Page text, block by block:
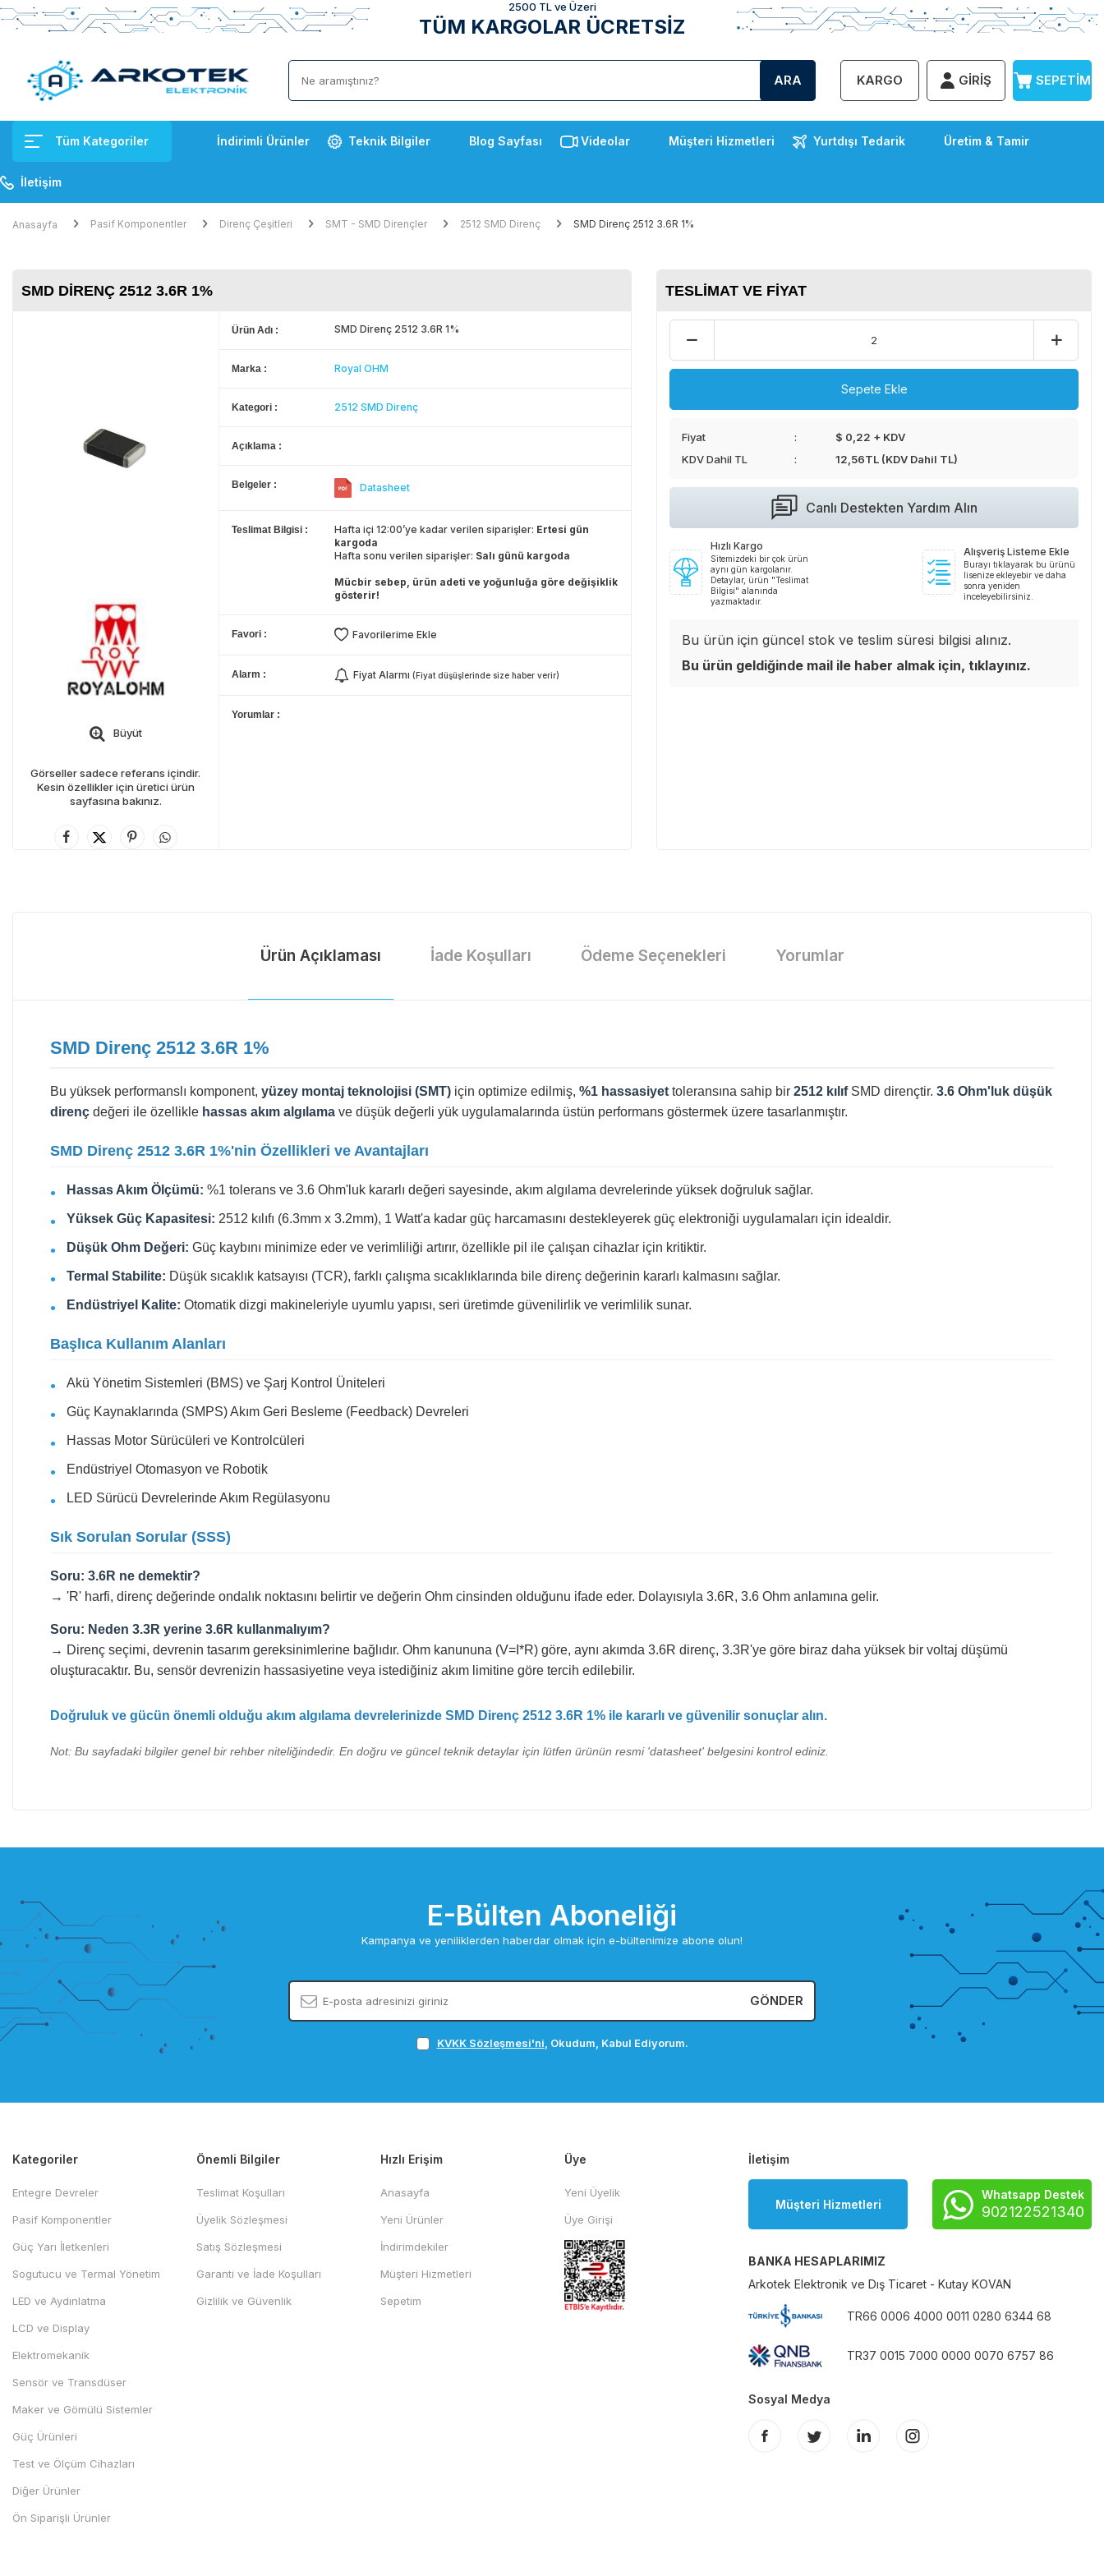
2500 TL ve Üzeri
TÜM KARGOLAR ÜCRETSİZ
ARA KARGO GIRIŞ SEPETIM
Tüm Kategoriler İndirimli Ürünler Teknik Bilgiler Blog Sayfası Videolar Müşteri Hizmetleri Yurtdışı Tedarik Üretim & Tamir
İletişim
Anasayfa Pasif Komponentler Direnç Çeşitleri SMT - SMD Dirençler 2512 SMD Direnç SMD Direnç 2512 3.6R 1%
SMD DIRENÇ 2512 3.6R 1%
Büyüt
Görseller sadece referans içindir.
Kesin özellikler için üretici ürün
sayfasına bakınız.
Ürün Adı SMD Direnç 2512 3.6R 1%
Marka Royal OHM
Kategori 2512 SMD Direnç
Açıklama
Belgeler Datasheet
Teslimat Bilgisi Hafta içi 12:00’ye kadar verilen siparişler: Ertesi gün
kargoda
Hafta sonu verilen siparişler: Salı günü kargoda
Mücbir sebep, ürün adeti ve yoğunluğa göre değişiklik
gösterir!
Favori Favorilerime Ekle
Alarm Fiyat Alarmı (Fiyat düşüşlerinde size haber verir)
Yorumlar
TESLIMAT VE FIYAT
Sepete Ekle
Fiyat
$ 0,22 + KDV
KDV Dahil TL
12,56TL (KDV Dahil TL)
Canlı Destekten Yardım Alın
Hızlı Kargo
Sitemizdeki bir çok ürün
aynı gün kargolanır.
Detaylar, ürün "Teslimat
Bilgisi" alanında
yazmaktadır.
Alışveriş Listeme Ekle
Burayı tıklayarak bu ürünü
lisenize ekleyebir ve daha
sonra yeniden
inceleyebilirsiniz.
Bu ürün için güncel stok ve teslim süresi bilgisi alınız.
Bu ürün geldiğinde mail ile haber almak için, tıklayınız.
Ürün Açıklaması İade Koşulları Ödeme Seçenekleri Yorumlar
SMD Direnç 2512 3.6R 1%
Bu yüksek performanslı komponent, yüzey montaj teknolojisi (SMT) için optimize edilmiş, %1 hassasiyet toleransına sahip bir 2512 kılıfSMD dirençtir. 3.6 Ohm'luk düşük
direnç değeri ile özellikle hassas akım algılama ve düşük değerli yük uygulamalarında üstün performans göstermek üzere tasarlanmıştır.
SMD Direnç 2512 3.6R 1%'nin Özellikleri ve Avantajları
Hassas Akım Ölçümü: %1 tolerans ve 3.6 Ohm'luk kararlı değeri sayesinde, akım algılama devrelerinde yüksek doğruluk sağlar.
Yüksek Güç Kapasitesi: 2512 kılıfı (6.3mm x 3.2mm), 1 Watt'a kadar güç harcamasını destekleyerek güç elektroniği uygulamaları için idealdir.
Düşük Ohm Değeri: Güç kaybını minimize eder ve verimliliği artırır, özellikle pil ile çalışan cihazlar için kritiktir.
Termal Stabilite: Düşük sıcaklık katsayısı (TCR), farklı çalışma sıcaklıklarında bile direnç değerinin kararlı kalmasını sağlar.
Endüstriyel Kalite: Otomatik dizgi makineleriyle uyumlu yapısı, seri üretimde güvenilirlik ve verimlilik sunar.
Başlıca Kullanım Alanları
Akü Yönetim Sistemleri (BMS) ve Şarj Kontrol Üniteleri
Güç Kaynaklarında (SMPS) Akım Geri Besleme (Feedback) Devreleri
Hassas Motor Sürücüleri ve Kontrolcüleri
Endüstriyel Otomasyon ve Robotik
LED Sürücü Devrelerinde Akım Regülasyonu
Sık Sorulan Sorular (SSS)
Soru: 3.6R ne demektir?
→ 'R' harfi, direnç değerinde ondalık noktasını belirtir ve değerin Ohm cinsinden olduğunu ifade eder. Dolayısıyla 3.6R, 3.6 Ohm anlamına gelir.
Soru: Neden 3.3R yerine 3.6R kullanmalıyım?
→ Direnç seçimi, devrenin tasarım gereksinimlerine bağlıdır. Ohm kanununa (V=I*R) göre, aynı akımda 3.6R direnç, 3.3R'ye göre biraz daha yüksek bir voltaj düşümü
oluşturacaktır. Bu, sensör devrenizin hassasiyetine veya istediğiniz akım limitine göre tercih edilebilir.
Doğruluk ve gücün önemli olduğu akım algılama devrelerinizde SMD Direnç 2512 3.6R 1% ile kararlı ve güvenilir sonuçlar alın.
Not: Bu sayfadaki bilgiler genel bir rehber niteliğindedir. En doğru ve güncel teknik detaylar için lütfen ürünün resmi 'datasheet' belgesini kontrol ediniz.
E-Bülten Aboneliği
Kampanya ve yeniliklerden haberdar olmak için e-bültenimize abone olun!
GÖNDER
KVKK Sözleşmesi'ni , Okudum, Kabul Ediyorum.
Kategoriler
Entegre Devreler
Pasif Komponentler
Güç Yarı İletkenleri
Sogutucu ve Termal Yönetim
LED ve Aydınlatma
LCD ve Display
Elektromekanik
Sensör ve Transdüser
Maker ve Gömülü Sistemler
Güç Ürünleri
Test ve Ölçüm Cihazları
Diğer Ürünler
Ön Siparişli Ürünler
Önemli Bilgiler
Teslimat Koşulları
Üyelik Sözleşmesi
Satış Sözleşmesi
Garanti ve İade Koşulları
Gizlilik ve Güvenlik
Hızlı Erişim
Anasayfa
Yeni Ürünler
İndirimdekiler
Müşteri Hizmetleri
Sepetim
Üye
Yeni Üyelik
Üye Girişi
İletişim
Müşteri Hizmetleri
Whatsapp Destek
902122521340
BANKA HESAPLARIMIZ
Arkotek Elektronik ve Dış Ticaret - Kutay KOVAN
TR66 0006 4000 0011 0280 6344 68
TR37 0015 7000 0000 0070 6757 86
Sosyal Medya